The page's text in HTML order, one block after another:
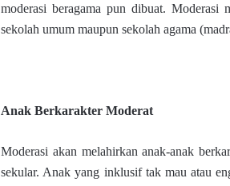
moderasi beragama pun dibuat.
sekolah umum maupun sekolah agama
Anak Berkarakter Moderat
Moderasi akan melahirkan anak-anak
sekular. Anak yang inklusif tak mau atau